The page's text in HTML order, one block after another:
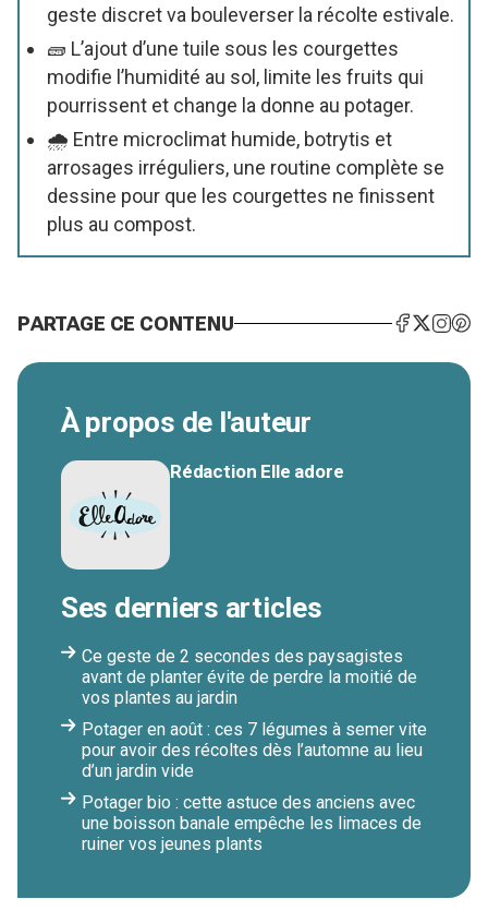
geste discret va bouleverser la récolte estivale.
🧱 L’ajout d’une tuile sous les courgettes
modifie l’humidité au sol, limite les fruits qui
pourrissent et change la donne au potager.
🌧 Entre microclimat humide, botrytis et
arrosages irréguliers, une routine complète se
dessine pour que les courgettes ne finissent
plus au compost.
PARTAGE CE CONTENU
À propos de l'auteur
Rédaction Elle adore
Ses derniers articles
Ce geste de 2 secondes des paysagistes
avant de planter évite de perdre la moitié de
vos plantes au jardin
Potager en août : ces 7 légumes à semer vite
pour avoir des récoltes dès l’automne au lieu
d’un jardin vide
Potager bio : cette astuce des anciens avec
une boisson banale empêche les limaces de
ruiner vos jeunes plants